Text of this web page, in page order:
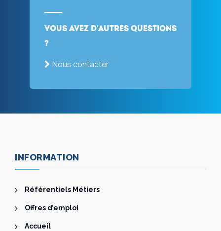
Vous avez d'autres questions
?
Nous contacter
INFORMATION
Référentiels Métiers
Offres d’emploi
Accueil